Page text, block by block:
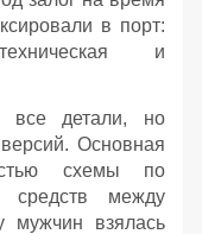
в порт:
и
все детали, но
Основная
схемы по
средств между
мужчин взялась